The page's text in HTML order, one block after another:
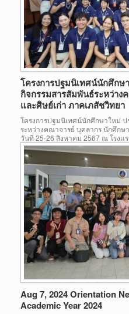
โครงการปฐมนิเทศน์นักศึกษ
กิจกรรมสารสัมพันธ์ระหว่า
และศิษย์เก่า ภาคเภสัชวิทยา
โครงการปฐมนิเทศน์นักศึกษาใหม่
ระหว่างคณาจารย์ บุคลากร นักศึกษ
วันที่ 25-26 สิงหาคม 2567 ณ โรงแ
Aug 7, 2024 Orientation
Academic Year 2024